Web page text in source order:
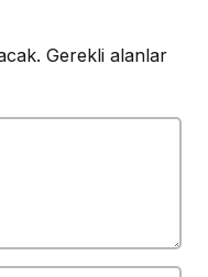
Gerekli alanlar